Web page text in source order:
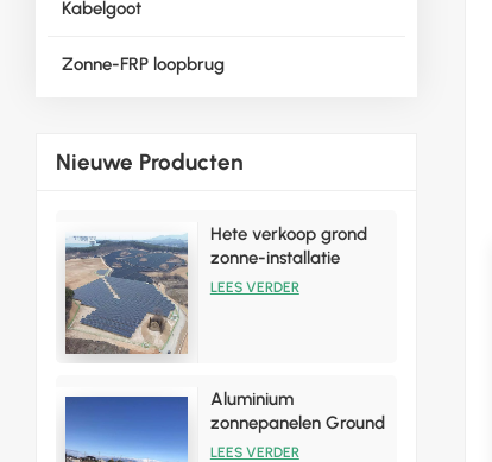
Kabelgoot
Zonne-FRP loopbrug
Nieuwe Producten
Hete verkoop grond
zonne-installatie
rekbeugelsets
LEES VERDER
Aluminium
zonnepanelen Ground
Array-reksysteem
LEES VERDER